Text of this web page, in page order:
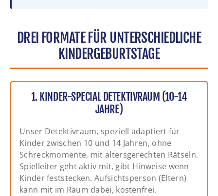
DREI FORMATE FÜR UNTERSCHIEDLICHE
KINDERGEBURTSTAGE
1. KINDER-SPECIAL DETEKTIVRAUM (10-14
JAHRE)
Unser Detektivraum, speziell adaptiert für
Kinder zwischen 10 und 14 Jahren, ohne
Schreckmomente, mit altersgerechten Rätseln.
Spielleiter geht aktiv mit, gibt Hinweise wenn
Kinder feststecken. Aufsichtsperson (Eltern)
kann mit im Raum dabei, kostenfrei.